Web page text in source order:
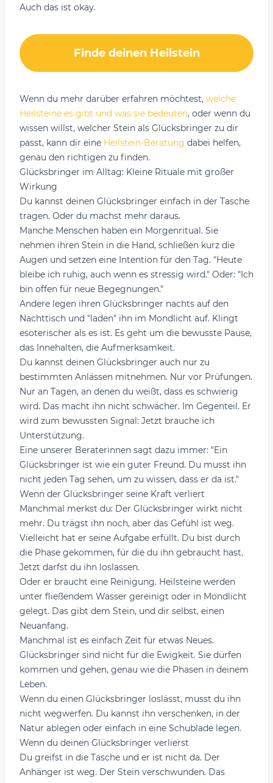
Auch das ist okay.
Finde deinen Heilstein
Wenn du mehr darüber erfahren möchtest, welche
Heilsteine es gibt und was sie bedeuten, oder wenn du
wissen willst, welcher Stein als Glücksbringer zu dir
passt, kann dir eine Heilstein-Beratung dabei helfen,
genau den richtigen zu finden.
Glücksbringer im Alltag: Kleine Rituale mit großer
Wirkung
Du kannst deinen Glücksbringer einfach in der Tasche
tragen. Oder du machst mehr daraus.
Manche Menschen haben ein Morgenritual. Sie
nehmen ihren Stein in die Hand, schließen kurz die
Augen und setzen eine Intention für den Tag. "Heute
bleibe ich ruhig, auch wenn es stressig wird." Oder: "Ich
bin offen für neue Begegnungen."
Andere legen ihren Glücksbringer nachts auf den
Nachttisch und "laden" ihn im Mondlicht auf. Klingt
esoterischer als es ist. Es geht um die bewusste Pause,
das Innehalten, die Aufmerksamkeit.
Du kannst deinen Glücksbringer auch nur zu
bestimmten Anlässen mitnehmen. Nur vor Prüfungen.
Nur an Tagen, an denen du weißt, dass es schwierig
wird. Das macht ihn nicht schwächer. Im Gegenteil. Er
wird zum bewussten Signal: Jetzt brauche ich
Unterstützung.
Eine unserer Beraterinnen sagt dazu immer: "Ein
Glücksbringer ist wie ein guter Freund. Du musst ihn
nicht jeden Tag sehen, um zu wissen, dass er da ist."
Wenn der Glücksbringer seine Kraft verliert
Manchmal merkst du: Der Glücksbringer wirkt nicht
mehr. Du trägst ihn noch, aber das Gefühl ist weg.
Vielleicht hat er seine Aufgabe erfüllt. Du bist durch
die Phase gekommen, für die du ihn gebraucht hast.
Jetzt darfst du ihn loslassen.
Oder er braucht eine Reinigung. Heilsteine werden
unter fließendem Wasser gereinigt oder in Mondlicht
gelegt. Das gibt dem Stein, und dir selbst, einen
Neuanfang.
Manchmal ist es einfach Zeit für etwas Neues.
Glücksbringer sind nicht für die Ewigkeit. Sie dürfen
kommen und gehen, genau wie die Phasen in deinem
Leben.
Wenn du einen Glücksbringer loslässt, musst du ihn
nicht wegwerfen. Du kannst ihn verschenken, in der
Natur ablegen oder einfach in eine Schublade legen.
Wenn du deinen Glücksbringer verlierst
Du greifst in die Tasche und er ist nicht da. Der
Anhänger ist weg. Der Stein verschwunden. Das